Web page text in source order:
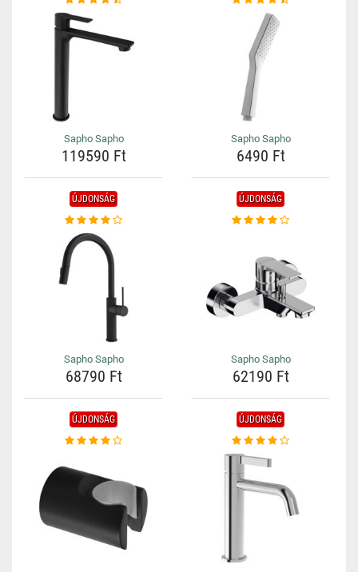
Sapho Sapho
119590 Ft
Sapho Sapho
6490 Ft
ÚJDONSÁG
Sapho Sapho
68790 Ft
ÚJDONSÁG
Sapho Sapho
62190 Ft
ÚJDONSÁG ÚJDONSÁG